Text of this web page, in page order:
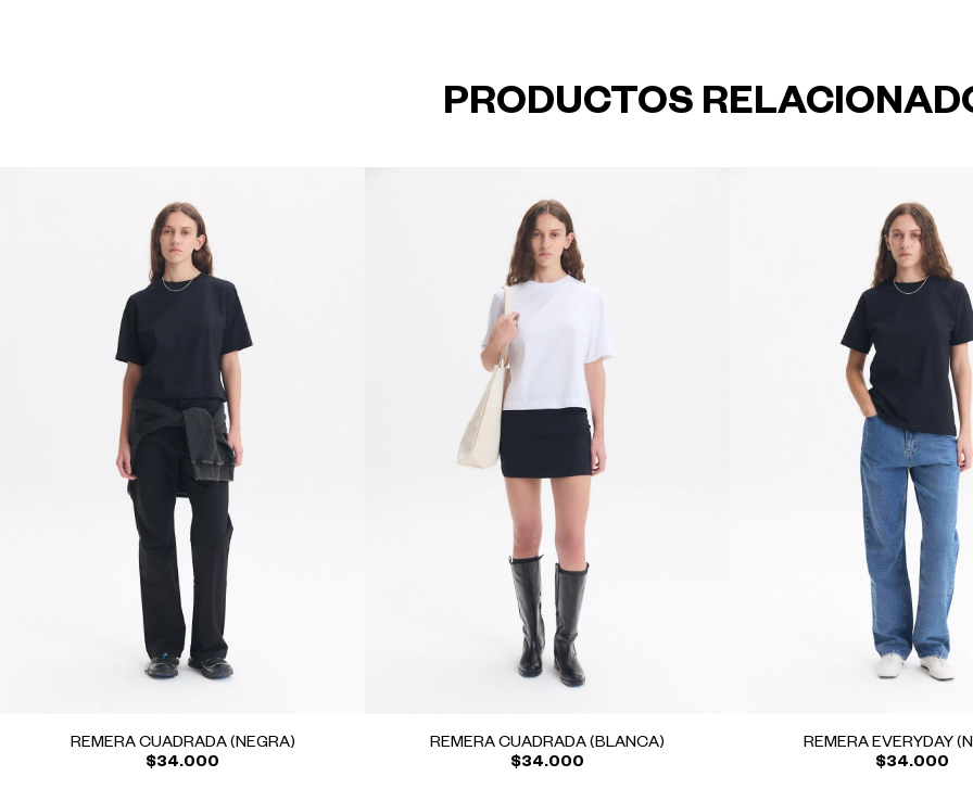
PRODUCTOS
REMERA CUADRADA (NEGRA)
$34.000
REMERA CUADRADA (BLANCA)
$34.000
REMERA EVERYDAY
$34.000